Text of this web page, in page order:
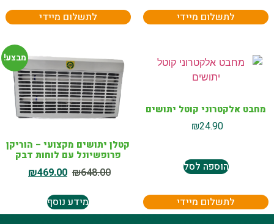
לתשלום מיידי
לתשלום מיידי
מחבט אלקטרוני קוטל יתושים
₪24.90
הוספה לסל
לתשלום מיידי
מבצע!
קטלן יתושים מקצועי – הוריקן
פרופשיונל עם לוחות דבק
₪648.00
₪469.00
מידע נוסף